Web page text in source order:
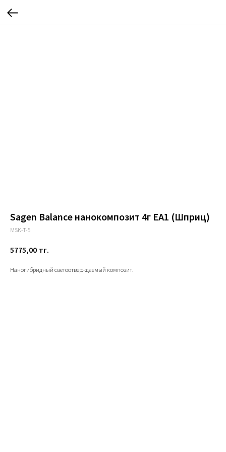
Sagen Balance нанокомпозит 4г ЕА1 (Шприц)
MSK-T-5
5775,00 тг.
Наногибридный светоотверждаемый композит.